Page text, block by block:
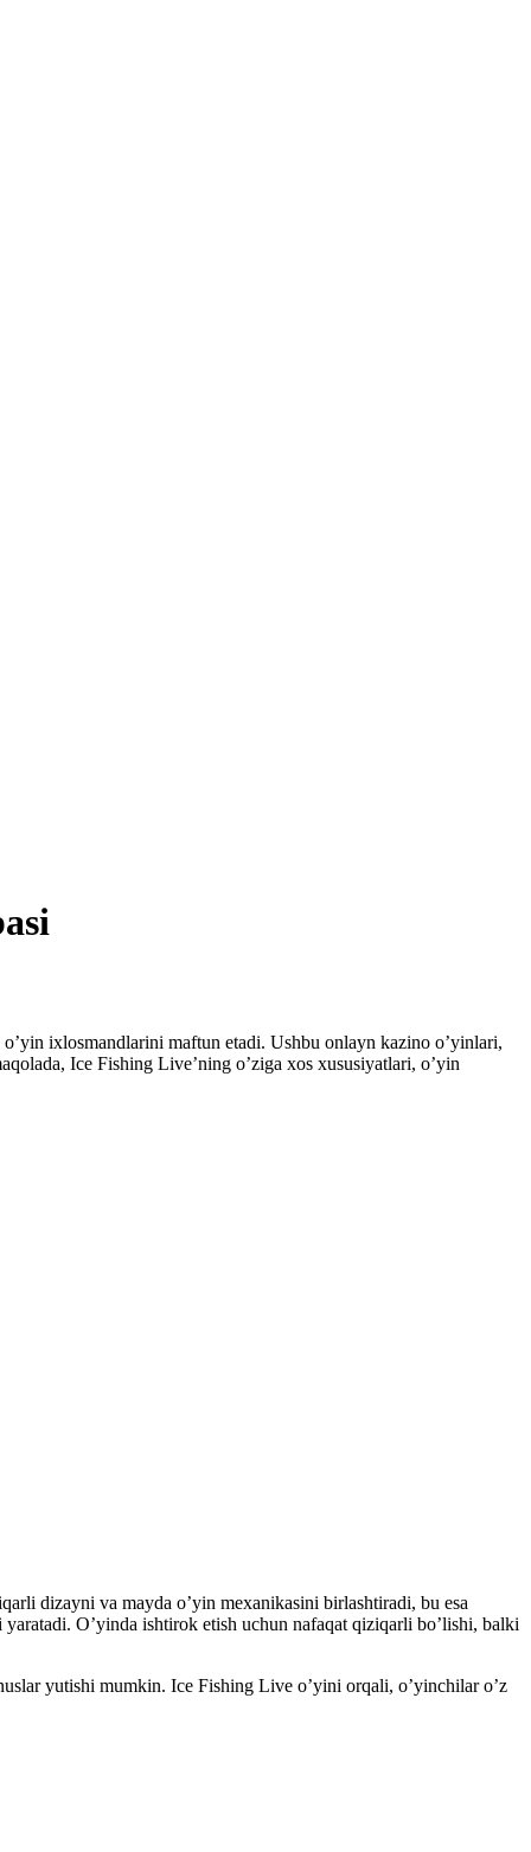
ixlosmandlarini maftun etadi. Ushbu onlayn kazino o’yinlari,
Ice Fishing Live’ning o’ziga xos xususiyatlari, o’yin
dizayni va mayda o’yin mexanikasini birlashtiradi, bu esa
O’yinda ishtirok etish uchun nafaqat qiziqarli bo’lishi, balki
yutishi mumkin. Ice Fishing Live o’yini orqali, o’yinchilar o’z